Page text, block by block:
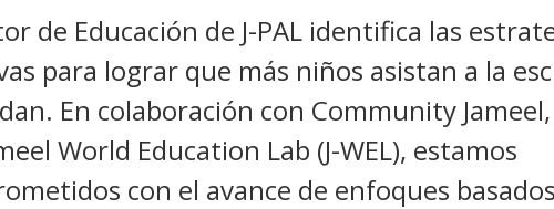
de Educación de J-PAL identifica las
para lograr que más niños asistan a la
En colaboración con Community
World Education Lab (J-WEL), estamos
con el avance de enfoques